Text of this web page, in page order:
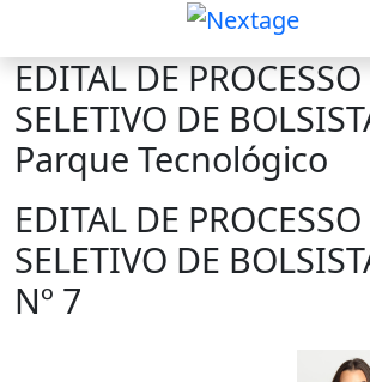
EDITAL DE PROCESSO
SELETIVO DE
Parque Tecnológico
EDITAL DE PROCESSO
SELETIVO DE
Nº 7